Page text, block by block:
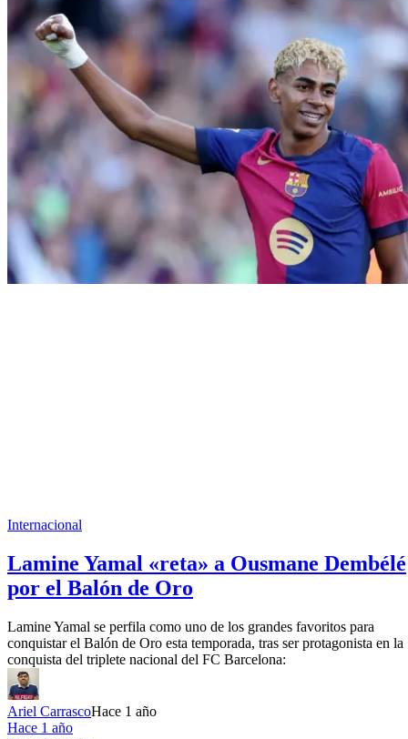
Internacional
Lamine Yamal «reta» a Ousmane Dembélé
por el Balón de Oro
Lamine Yamal se perfila como uno de los grandes favoritos para
conquistar el Balón de Oro esta temporada, tras ser protagonista en la
conquista del triplete nacional del FC Barcelona:
Ariel CarrascoHace 1 año
Hace 1 año